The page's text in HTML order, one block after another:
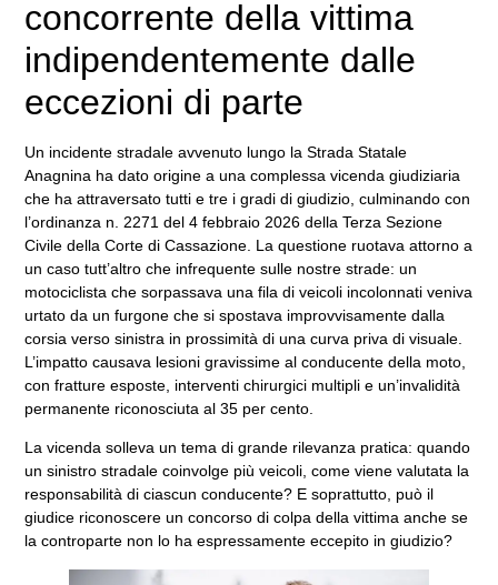
concorrente della vittima
indipendentemente dalle
eccezioni di parte
Un incidente stradale avvenuto lungo la Strada Statale
Anagnina ha dato origine a una complessa vicenda giudiziaria
che ha attraversato tutti e tre i gradi di giudizio, culminando con
l’ordinanza n. 2271 del 4 febbraio 2026 della Terza Sezione
Civile della Corte di Cassazione. La questione ruotava attorno a
un caso tutt’altro che infrequente sulle nostre strade: un
motociclista che sorpassava una fila di veicoli incolonnati veniva
urtato da un furgone che si spostava improvvisamente dalla
corsia verso sinistra in prossimità di una curva priva di visuale.
L’impatto causava lesioni gravissime al conducente della moto,
con fratture esposte, interventi chirurgici multipli e un’invalidità
permanente riconosciuta al 35 per cento.
La vicenda solleva un tema di grande rilevanza pratica: quando
un sinistro stradale coinvolge più veicoli, come viene valutata la
responsabilità di ciascun conducente? E soprattutto, può il
giudice riconoscere un concorso di colpa della vittima anche se
la controparte non lo ha espressamente eccepito in giudizio?